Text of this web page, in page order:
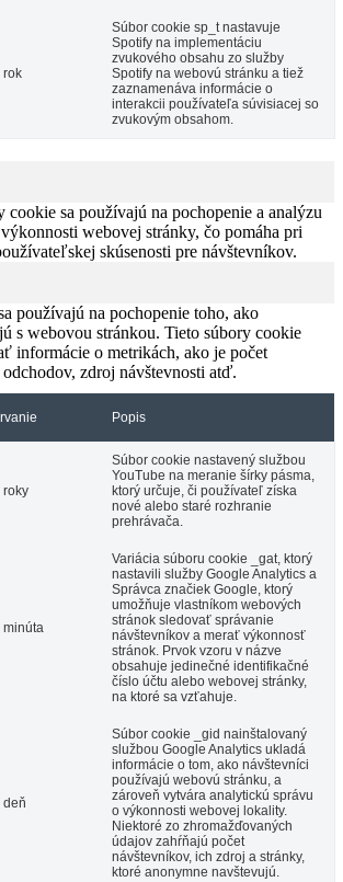
rok
Súbor cookie sp_t nastavuje
Spotify na implementáciu
zvukového obsahu zo služby
Spotify na webovú stránku a tiež
zaznamenáva informácie o
interakcii používateľa súvisiacej so
zvukovým obsahom.
cookie sa používajú na pochopenie a analýzu
webovej stránky, čo pomáha pri
skúsenosti pre návštevníkov.
používajú na pochopenie toho, ako
s webovou stránkou. Tieto súbory cookie
informácie o metrikách, ako je počet
zdroj návštevnosti atď.
Popis
roky
Súbor cookie nastavený službou
YouTube na meranie šírky pásma,
ktorý určuje, či používateľ získa
nové alebo staré rozhranie
prehrávača.
minúta
Variácia súboru cookie _gat, ktorý
nastavili služby Google Analytics a
Správca značiek Google, ktorý
umožňuje vlastníkom webových
stránok sledovať správanie
návštevníkov a merať výkonnosť
stránok. Prvok vzoru v názve
obsahuje jedinečné identifikačné
číslo účtu alebo webovej stránky,
na ktoré sa vzťahuje.
deň
Súbor cookie _gid nainštalovaný
službou Google Analytics ukladá
informácie o tom, ako návštevníci
používajú webovú stránku, a
zároveň vytvára analytickú správu
o výkonnosti webovej lokality.
Niektoré zo zhromažďovaných
údajov zahŕňajú počet
návštevníkov, ich zdroj a stránky,
ktoré anonymne navštevujú.